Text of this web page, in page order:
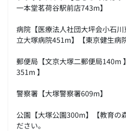
一本堂茗荷谷駅前店743m】
病院【医療法人社団大坪会小石
立大塚病院451m】【東京健生病
郵便局【文京大塚二郵便局140m
351m 】
警察署【大塚警察署609m】
公園【大塚公園300m】【教育の
ださい。